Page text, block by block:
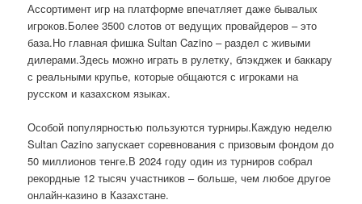
Ассортимент игр на платформе впечатляет даже бывалых
игроков.Более 3500 слотов от ведущих провайдеров – это
база.Но главная фишка Sultan Cazino – раздел с живыми
дилерами.Здесь можно играть в рулетку, блэкджек и баккару
с реальными крупье, которые общаются с игроками на
русском и казахском языках.
Особой популярностью пользуются турниры.Каждую неделю
Sultan Cazino запускает соревнования с призовым фондом до
50 миллионов тенге.В 2024 году один из турниров собрал
рекордные 12 тысяч участников – больше, чем любое другое
онлайн-казино в Казахстане.